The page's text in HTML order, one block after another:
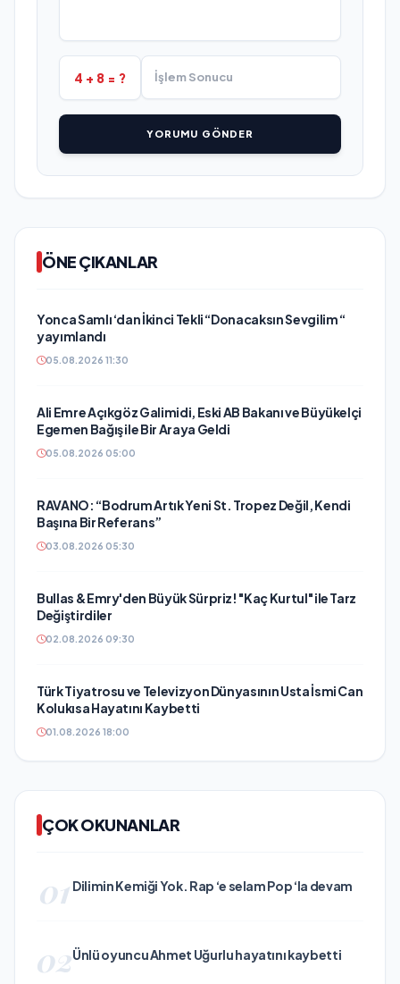
4 + 8 = ?
YORUMU GÖNDER
ÖNE ÇIKANLAR
Yonca Samlı ‘dan İkinci Tekli “Donacaksın Sevgilim “
yayımlandı
05.08.2026 11:30
Ali Emre Açıkgöz Galimidi, Eski AB Bakanı ve Büyükelçi
Egemen Bağış ile Bir Araya Geldi
05.08.2026 05:00
RAVANO: “Bodrum Artık Yeni St. Tropez Değil, Kendi
Başına Bir Referans”
03.08.2026 05:30
Bullas & Emry'den Büyük Sürpriz! "Kaç Kurtul" ile Tarz
Değiştirdiler
02.08.2026 09:30
Türk Tiyatrosu ve Televizyon Dünyasının Usta İsmi Can
Kolukısa Hayatını Kaybetti
01.08.2026 18:00
ÇOK OKUNANLAR
01 Dilimin Kemiği Yok. Rap ‘e selam Pop ‘la devam
02Ünlü oyuncu Ahmet Uğurlu hayatını kaybetti